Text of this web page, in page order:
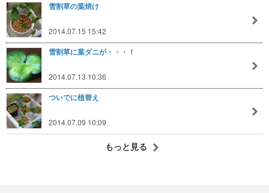
雪割草の葉焼け
2014.07.15 15:42
雪割草に葉ダニが・・・！
2014.07.13 10:36
ついでに植替え
2014.07.09 10:09
もっと見る